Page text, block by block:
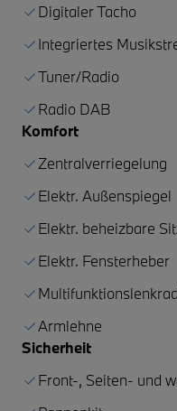
Digitaler Tacho
Integriertes
Tuner/Radio
Radio DAB
Komfort
Zentralverriegelung
Elektr. Außenspiegel
Elektr. beheizbare
Elektr. Fensterheber
Multifunktionslenkrad
Armlehne
Sicherheit
Front-, Seiten- und